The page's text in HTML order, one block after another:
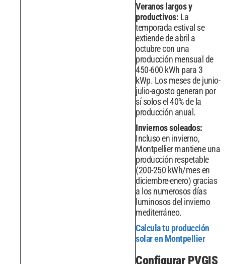
Veranos largos y
productivos: La
temporada estival se
extiende de abril a
octubre con una
producción mensual de
450-600 kWh para 3
kWp. Los meses de junio-
julio-agosto generan por
sí solos el 40% de la
producción anual.
Inviernos soleados:
Incluso en invierno,
Montpellier mantiene una
producción respetable
(200-250 kWh/mes en
diciembre-enero) gracias
a los numerosos días
luminosos del invierno
mediterráneo.
Calcula tu producción
solar en Montpellier
Configurar PVGIS